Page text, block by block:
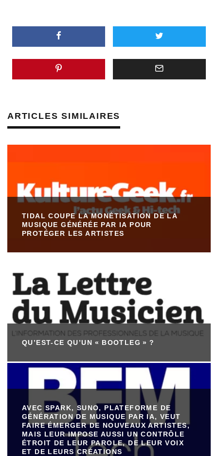
ARTICLES SIMILAIRES
TIDAL COUPE LA MONÉTISATION DE LA
MUSIQUE GÉNÉRÉE PAR IA POUR
PROTÉGER LES ARTISTES
QU’EST-CE QU’UN « BOOTLEG » ?
AVEC SPARK, SUNO, PLATEFORME DE
GÉNÉRATION DE MUSIQUE PAR IA, VEUT
FAIRE ÉMERGER DE NOUVEAUX ARTISTES,
MAIS LEUR IMPOSE AUSSI UN CONTRÔLE
ÉTROIT DE LEUR PAROLE, DE LEUR VOIX
ET DE LEURS CRÉATIONS